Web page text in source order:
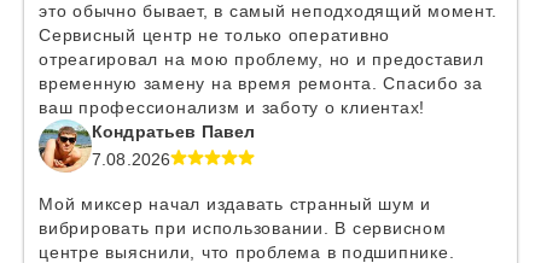
это обычно бывает, в самый неподходящий момент.
Сервисный центр не только оперативно
отреагировал на мою проблему, но и предоставил
временную замену на время ремонта. Спасибо за
ваш профессионализм и заботу о клиентах!
Кондратьев Павел
7.08.2026
Мой миксер начал издавать странный шум и
вибрировать при использовании. В сервисном
центре выяснили, что проблема в подшипнике.